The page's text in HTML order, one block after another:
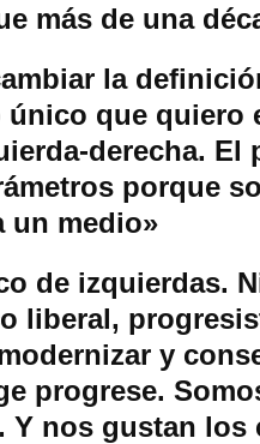
más de una
la
que quiero
derecha. El
porque
un medio»
de izquierdas.
liberal,
y
progrese.
Y nos gustan los